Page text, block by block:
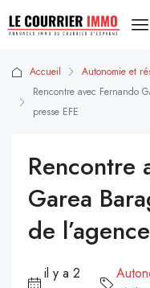
Accueil
Autonomie et
Rencontre avec Fernando
presse EFE
Rencontre
Garea
de
il y a 2